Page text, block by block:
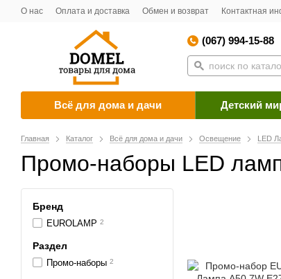
О нас Оплата и доставка Обмен и возврат Контактная
(067) 994-15-88
Всё для дома и дачи Детский
Главная Каталог Всё для дома и дачи Освещение LED
Промо-наборы LED
Бренд
EUROLAMP 2
Раздел
Промо-наборы 2